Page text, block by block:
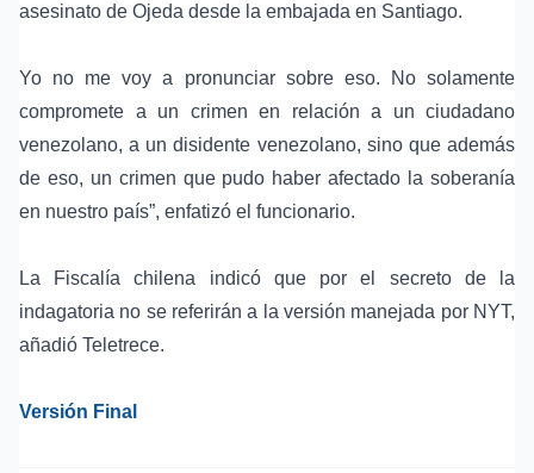
asesinato de Ojeda desde la embajada en Santiago.
Yo no me voy a pronunciar sobre eso. No solamente
compromete a un crimen en relación a un ciudadano
venezolano, a un disidente venezolano, sino que además
de eso, un crimen que pudo haber afectado la soberanía
en nuestro país”, enfatizó el funcionario.
La Fiscalía chilena indicó que por el secreto de la
indagatoria no se referirán a la versión manejada por NYT,
añadió Teletrece.
Versión Final